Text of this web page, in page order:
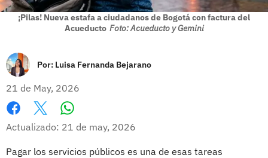
¡Pilas! Nueva estafa a ciudadanos de Bogotá con factura del
Acueducto Foto: Acueducto y Gemini
Por: Luisa Fernanda Bejarano
21 de May, 2026
Facebook
X
Actualizado: 21 de may, 2026
Pagar los servicios públicos es una de esas tareas